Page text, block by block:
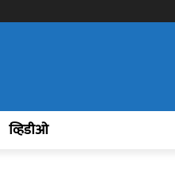
व्हिडीओ